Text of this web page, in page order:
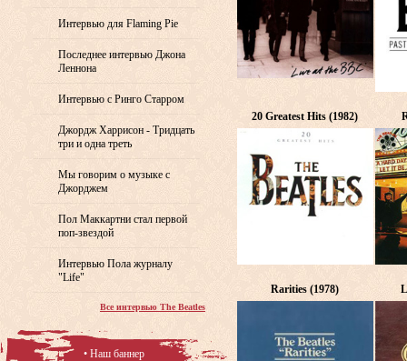
20 Greatest Hits (1982)
Rarities (1978)
Интервью для Flaming Pie
Последнее интервью Джона
Леннона
Интервью с Ринго Старром
Джордж Харрисон - Тридцать
три и одна треть
Мы говорим о музыке с
Джорджем
Пол Маккартни стал первой
поп-звездой
Интервью Пола журналу
"Life"
Все интервью The Beatles
• Наш баннер